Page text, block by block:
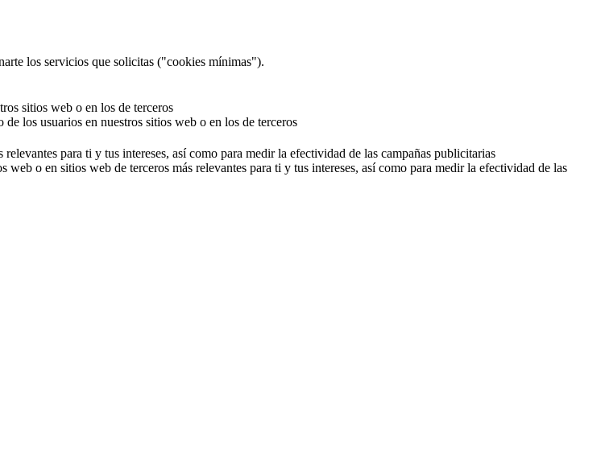
los servicios que solicitas ("cookies mínimas").
sitios web o en los de terceros
los usuarios en nuestros sitios web o en los de terceros
para ti y tus intereses, así como para medir la efectividad de las campañas publicitarias
web o en sitios web de terceros más relevantes para ti y tus intereses, así como para medir la efectividad de las